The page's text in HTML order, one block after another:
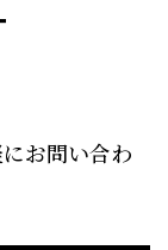
お問い合わ